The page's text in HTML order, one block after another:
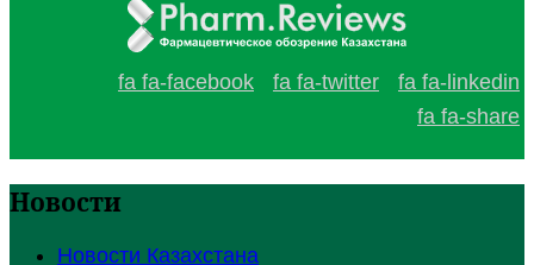
fa fa-facebook fa fa-twitter
fa fa-linkedin
fa fa-share
Новости
Новости Казахстана